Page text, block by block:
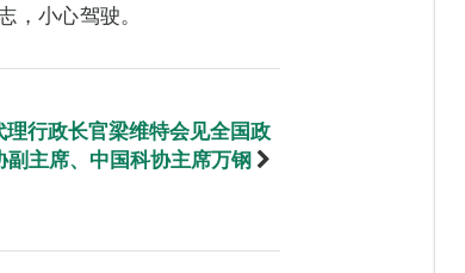
小心驾驶。
理行政长官梁维特会见全国政
副主席、中国科协主席万钢